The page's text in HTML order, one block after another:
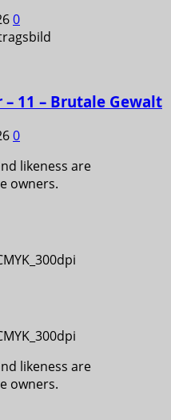
0
– 11 – Brutale Gewalt
0
likeness are
owners.
likeness are
owners.